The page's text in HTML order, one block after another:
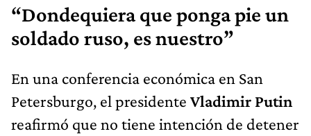
“Dondequiera que ponga pie un
soldado ruso, es nuestro”
En una conferencia económica en San
Petersburgo, el presidente Vladimir Putin
reafirmó que no tiene intención de detener